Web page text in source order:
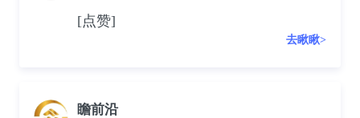
[点赞]
去瞅瞅>
瞻前沿